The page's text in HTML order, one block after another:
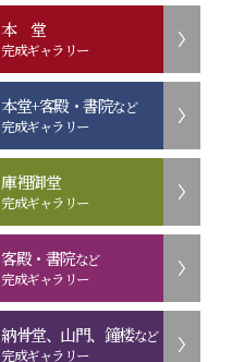
本 堂
完成ギャラリー
本堂+客殿・書院など
完成ギャラリー
庫裡御堂
完成ギャラリー
客殿・書院など
完成ギャラリー
納骨堂、山門、鐘楼など
完成ギャラリー